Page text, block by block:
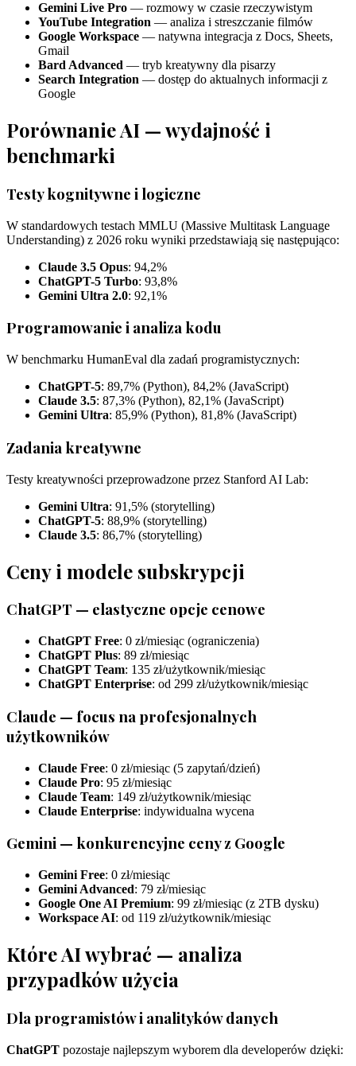
Gemini Live Pro — rozmowy w czasie rzeczywistym
YouTube Integration — analiza i streszczanie filmów
Google Workspace — natywna integracja z Docs, Sheets,
Gmail
Bard Advanced — tryb kreatywny dla pisarzy
Search Integration — dostęp do aktualnych informacji z
Google
Porównanie AI — wydajność i
benchmarki
Testy kognitywne i logiczne
W standardowych testach MMLU (Massive Multitask Language
Understanding) z 2026 roku wyniki przedstawiają się następująco:
Claude 3.5 Opus: 94,2%
ChatGPT-5 Turbo: 93,8%
Gemini Ultra 2.0: 92,1%
Programowanie i analiza kodu
W benchmarku HumanEval dla zadań programistycznych:
ChatGPT-5: 89,7% (Python), 84,2% (JavaScript)
Claude 3.5: 87,3% (Python), 82,1% (JavaScript)
Gemini Ultra: 85,9% (Python), 81,8% (JavaScript)
Zadania kreatywne
Testy kreatywności przeprowadzone przez Stanford AI Lab:
Gemini Ultra: 91,5% (storytelling)
ChatGPT-5: 88,9% (storytelling)
Claude 3.5: 86,7% (storytelling)
Ceny i modele subskrypcji
ChatGPT — elastyczne opcje cenowe
ChatGPT Free: 0 zł/miesiąc (ograniczenia)
ChatGPT Plus: 89 zł/miesiąc
ChatGPT Team: 135 zł/użytkownik/miesiąc
ChatGPT Enterprise: od 299 zł/użytkownik/miesiąc
Claude — focus na profesjonalnych
użytkowników
Claude Free: 0 zł/miesiąc (5 zapytań/dzień)
Claude Pro: 95 zł/miesiąc
Claude Team: 149 zł/użytkownik/miesiąc
Claude Enterprise: indywidualna wycena
Gemini — konkurencyjne ceny z Google
Gemini Free: 0 zł/miesiąc
Gemini Advanced: 79 zł/miesiąc
Google One AI Premium: 99 zł/miesiąc (z 2TB dysku)
Workspace AI: od 119 zł/użytkownik/miesiąc
Które AI wybrać — analiza
przypadków użycia
Dla programistów i analityków danych
ChatGPT pozostaje najlepszym wyborem dla developerów dzięki: